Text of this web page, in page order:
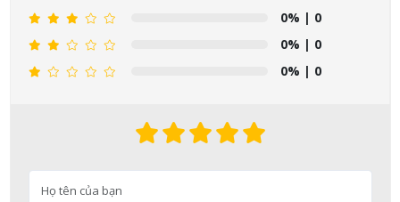
0% | 0
0% | 0
0% | 0